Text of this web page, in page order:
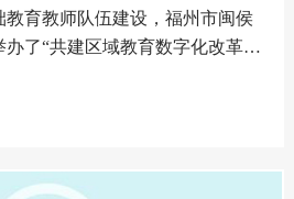
育教师队伍建设，福州市闽侯
了“共建区域教育数字化改革示